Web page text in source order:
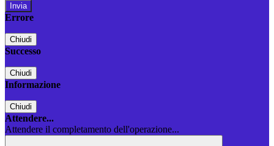
Errore
Chiudi
Successo
Chiudi
Informazione
Chiudi
Attendere...
Attendere il completamento dell'operazione...